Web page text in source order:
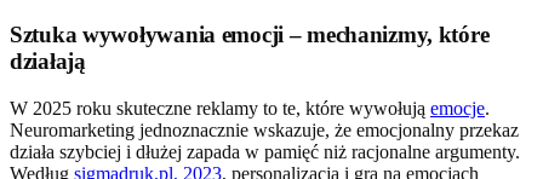
Sztuka wywoływania emocji – mechanizmy, które
działają
W 2025 roku skuteczne reklamy to te, które wywołują emocje.
Neuromarketing jednoznacznie wskazuje, że emocjonalny przekaz
działa szybciej i dłużej zapada w pamięć niż racjonalne argumenty.
Według sigmadruk.pl, 2023, personalizacja i gra na emocjach